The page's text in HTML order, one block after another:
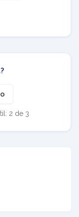
2 de 3